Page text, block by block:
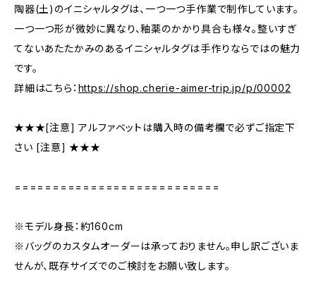
陶器(土)のイニシャルタグは、一つ一つ手作業で制作しています。
一つ一つ形が微妙に異なり、釉薬のかかり具合も様々。整いすぎ
てないあたたかみのあるイニシャルタグは手作りならではの魅力
です。
詳細はこちら： https://shop.cherie-aimer-trip.jp/p/00002
★★★[注意] アルファベットは購入時の備考欄で必ずご指定下
さい [注意] ★★★
===========================
※モデル身長：約160cm
※バッグのカスタムオーダーは承っておりません。申し訳ございま
せんが、既存サイズでのご検討をお願い致します。